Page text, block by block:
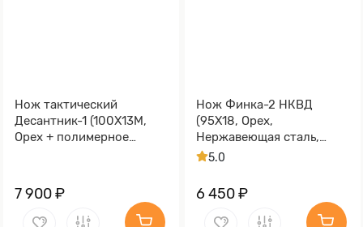
Нож тактический
Десантник-1 (100Х13М,
Орех + полимерное
7 900 ₽
Нож Финка-2 НКВД
(95Х18, Орех,
Нержавеющая сталь,
Алюминий)
5.0
6 450 ₽